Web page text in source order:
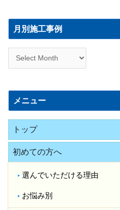
月別施工事例
施
事
メニュー
トップ
初めての方へ
選んでいただける理由
お悩み別